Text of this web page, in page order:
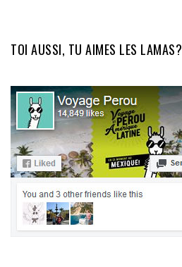
TOI AUSSI, TU AIMES LES LAMAS?